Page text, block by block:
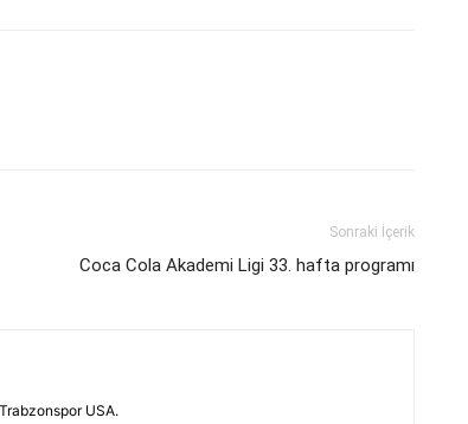
Sonraki İçerik
Coca Cola Akademi Ligi 33. hafta programı
USA.